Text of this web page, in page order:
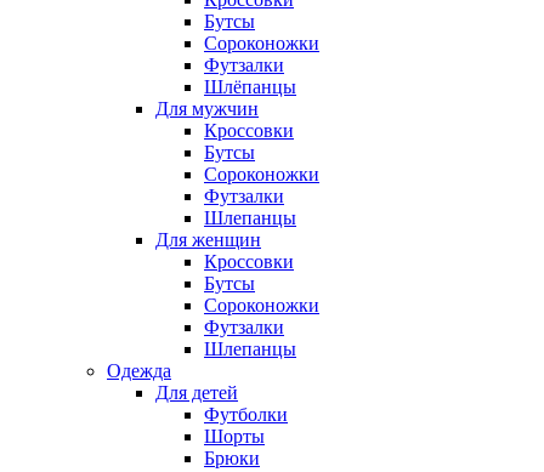
Бутсы
Сороконожки
Футзалки
Шлёпанцы
Для мужчин
Кроссовки
Бутсы
Сороконожки
Футзалки
Шлепанцы
Для женщин
Кроссовки
Бутсы
Сороконожки
Футзалки
Шлепанцы
Одежда
Для детей
Футболки
Шорты
Брюки